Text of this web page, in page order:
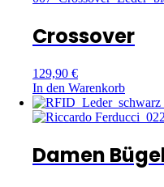
Crossover
129,90 €
In den Warenkorb
Damen